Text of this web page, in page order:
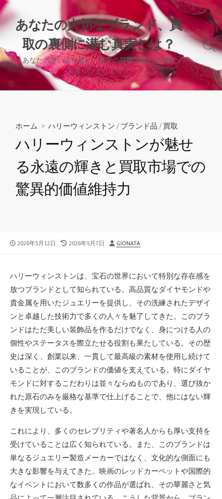
コ
ン
テ
ツ
へ
キ
あなたの大切なブランド、買
取の裏側に潜む真実とは？
あなたの思い出を形に、真実の買取で新たな価値
を見つけましょう。
検
切
り
替
ホーム > ハリーウィンストン /ブランド品 /買取
ハリーウィンストンが魅せ
る永遠の輝きと買取市場での
驚異的価値維持力
公
2026年5月12日
最
日
2026年5月7日
投
GIONATA
ハリーウィンストンは、宝石の世界において特別な存在感を
放つブランドとして知られている。 高品質なダイヤモンドや
貴金属を用いたジュエリーを提供し、その洗練されたデザイ
ンと卓越した技術力で多くの人々を魅了してきた。このブラ
ンドはただ美しい装飾品を作るだけでなく、身につける人の
個性やステータスを際立たせる役割も果たしている。その歴
史は深く、創業以来、一貫して最高級の素材を使用し続けて
いることが、このブランドの価値を支えている。特にダイヤ
モンドに対するこだわりは並々ならぬものであり、選び抜か
れた原石のみを厳格な基準で仕上げることで、他にはない輝
きを実現している。
これにより、多くのセレブリティや著名人からも厚い支持を
受けていることは広く知られている。また、このブランドは
単なるジュエリー製造メーカーではなく、文化的な側面にも
大きな影響を与えてきた。映画のレッドカーペットや国際的
なイベントにおいて数多くの作品が選ばれ、その華麗さと気